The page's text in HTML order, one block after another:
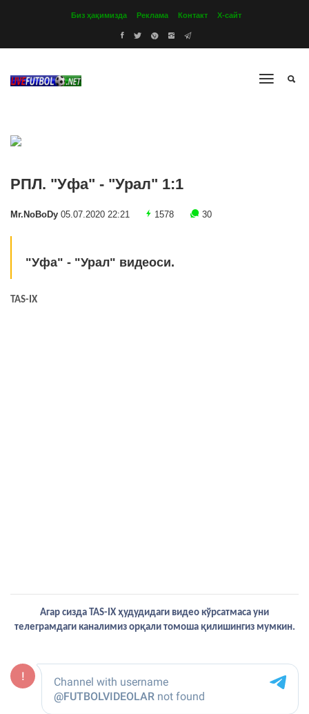
Биз ҳақимизда Реклама Контакт Х-сайт
РПЛ. "Уфа" - "Урал" 1:1
Mr.NoBoDy 05.07.2020 22:21 1578 30
"Уфа" - "Урал" видеоси.
TAS-IX
Агар сизда TAS-IX ҳудудидаги видео кўрсатмаса уни
телеграмдаги каналимиз орқали томоша қилишингиз мумкин.